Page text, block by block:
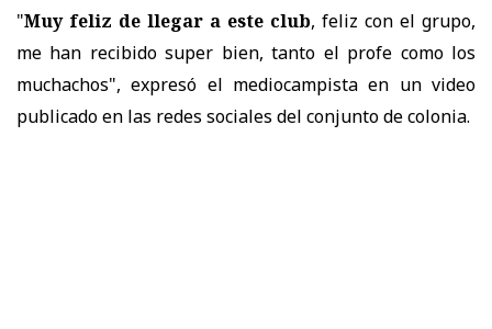
"Muy feliz de llegar a este club, feliz con el grupo,
me han recibido super bien, tanto el profe como los
muchachos", expresó el mediocampista en un video
publicado en las redes sociales del conjunto de colonia.